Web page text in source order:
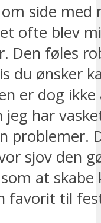
side med
ofte blev
Den føles
du ønsker
er dog
jeg har
problemer.
sjov den
at
favorit til